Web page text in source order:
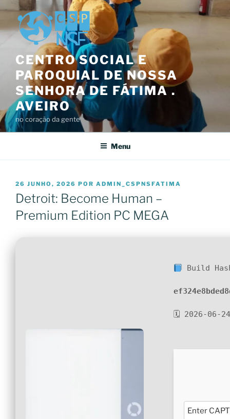
Saltar
o
conteúdo
CENTRO SOCIAL E
PAROQUIAL DE NOSSA
SENHORA DE FÁTIMA .
AVEIRO
no coração da gente
Menu
PUBLICADO
EM
26 JUNHO, 2026 POR ADMIN_CSPNSFATIMA
Detroit: Become Human –
Premium Edition PC MEGA
Build
🗓 2026-06-24